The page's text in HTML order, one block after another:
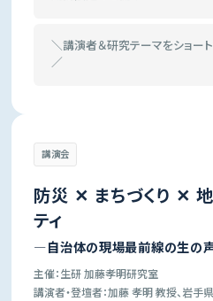
＼講演者＆研究テーマをショート
／
講演会
防災 ✕ まちづくり ✕
ティ
―自治体の現場最前線の生の
主催：生研 加藤孝明研究室
講演者・登壇者：加藤 孝明 教授、岩